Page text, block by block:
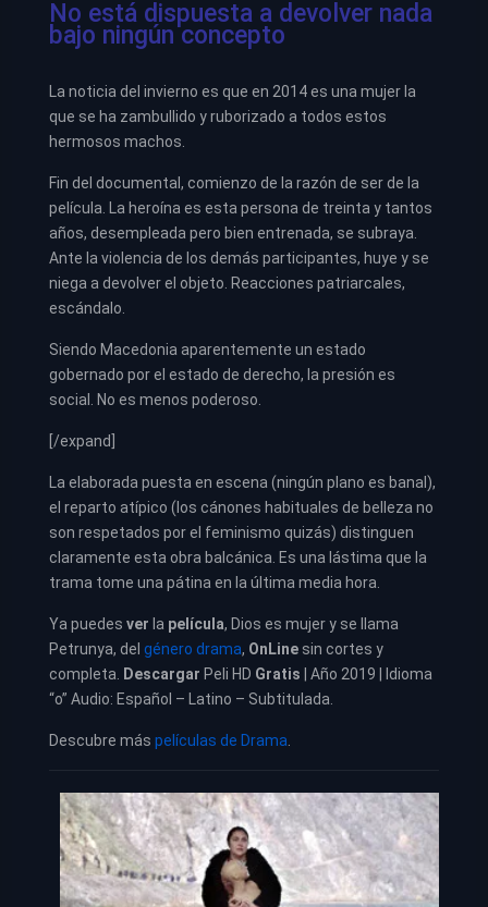
No está dispuesta a devolver nada
bajo ningún concepto
La noticia del invierno es que en 2014 es una mujer la
que se ha zambullido y ruborizado a todos estos
hermosos machos.
Fin del documental, comienzo de la razón de ser de la
película. La heroína es esta persona de treinta y tantos
años, desempleada pero bien entrenada, se subraya.
Ante la violencia de los demás participantes, huye y se
niega a devolver el objeto. Reacciones patriarcales,
escándalo.
Siendo Macedonia aparentemente un estado
gobernado por el estado de derecho, la presión es
social. No es menos poderoso.
[/expand]
La elaborada puesta en escena (ningún plano es banal),
el reparto atípico (los cánones habituales de belleza no
son respetados por el feminismo quizás) distinguen
claramente esta obra balcánica. Es una lástima que la
trama tome una pátina en la última media hora.
Ya puedes ver la película, Dios es mujer y se llama
Petrunya, del género drama, OnLine sin cortes y
completa.
Descargar Peli HD Gratis | Año 2019 | Idioma
“o” Audio: Español – Latino – Subtitulada.
Descubre más películas de Drama